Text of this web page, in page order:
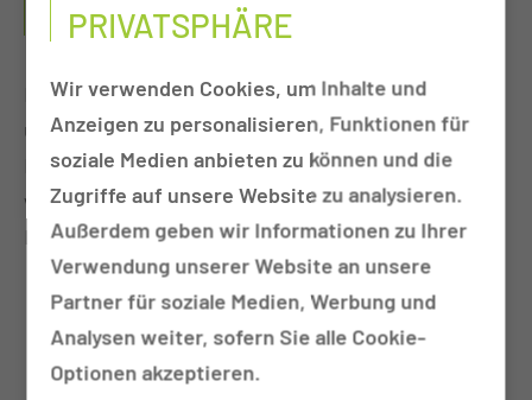
RADIOLOGISCHE INTERVENTIONEN
In der Angiographie wurde ein volldigitales,
universell einsetzbares System Artis Zee Floor der
Firma Siemens mit Flachdetektor installiert,
welches alle vaskulären Interventionen unseres
Leistungsangebotes unterstützt:
Digitale Subtraktionsangiographie aller
Gefäßprovinzen im Rahmen der Diagnostik
Durchführung von minimal invasiven
PRIVATSPHÄRE
Wir verwenden Cookies, um Inhalte und
Anzeigen zu personalisieren, Funktionen für
soziale Medien anbieten zu können und die
Zugriffe auf unsere Website zu analysieren.
Außerdem geben wir Informationen zu Ihrer
Verwendung unserer Website an unsere
Partner für soziale Medien, Werbung und
Analysen weiter, sofern Sie alle Cookie-
Optionen akzeptieren.